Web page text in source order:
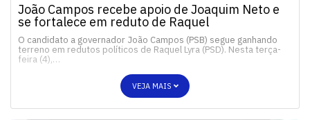
João Campos recebe apoio de Joaquim Neto e
se fortalece em reduto de Raquel
O candidato a governador João Campos (PSB) segue ganhando
terreno em redutos políticos de Raquel Lyra (PSD). Nesta terça-
feira (4),…
VEJA MAIS